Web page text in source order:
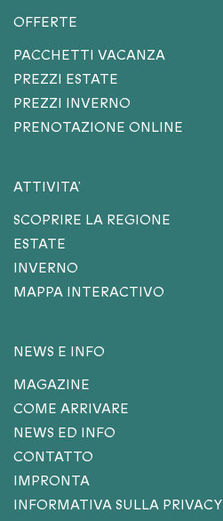
OFFERTE
PACCHETTI VACANZA
PREZZI ESTATE
PREZZI INVERNO
PRENOTAZIONE ONLINE
ATTIVITA’
SCOPRIRE LA REGIONE
ESTATE
INVERNO
MAPPA INTERACTIVO
NEWS E INFO
MAGAZINE
COME ARRIVARE
NEWS ED INFO
CONTATTO
IMPRONTA
INFORMATIVA SULLA PRIVACY